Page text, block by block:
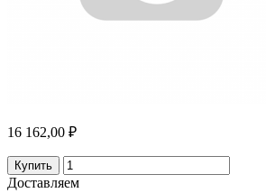
16 162,00 ₽
Купить
Доставляем